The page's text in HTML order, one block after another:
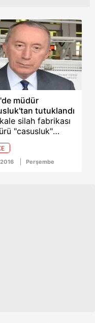
müdür
tutuklandı
silah fabrikası
"casusluk"
tutuklandı.
Perşembe